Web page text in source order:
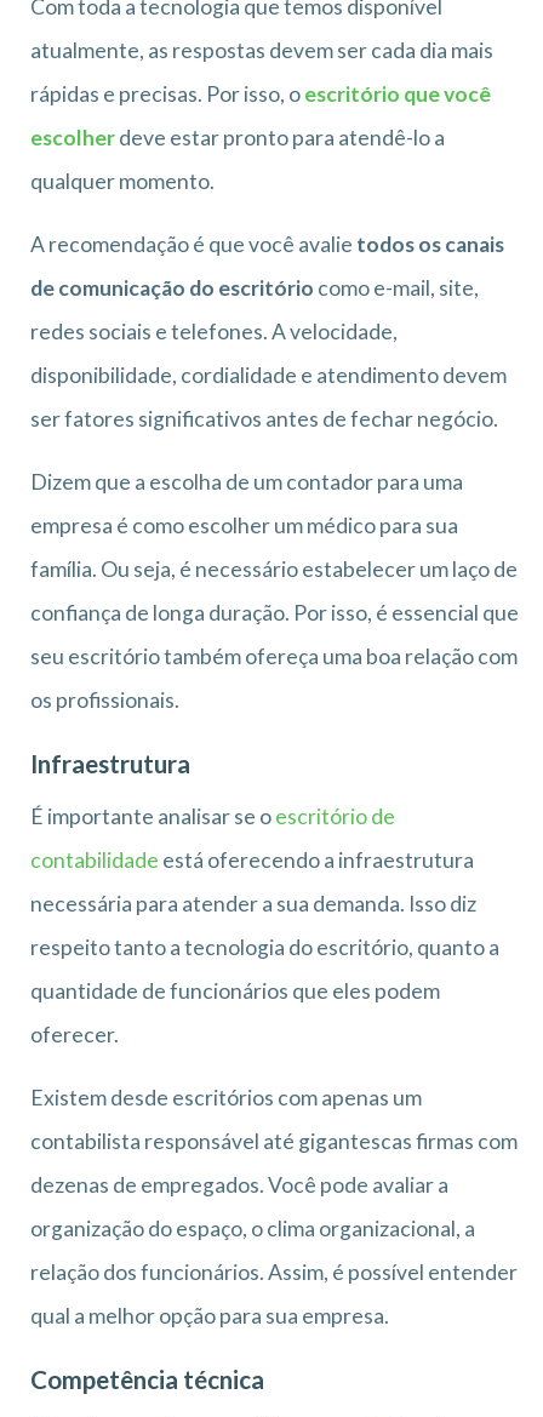
Com toda a tecnologia que temos disponível
atualmente, as respostas devem ser cada dia mais
rápidas e precisas. Por isso, oescritório que você
escolherdeve estar pronto para atendê-lo a
qualquer momento.
A recomendação é que você avalie todos os canais
de comunicação do escritório como e-mail, site,
redes sociais e telefones. A velocidade,
disponibilidade, cordialidade e atendimento devem
ser fatores significativos antes de fechar negócio.
Dizem que a escolha de um contador para uma
empresa é como escolher um médico para sua
família. Ou seja, é necessário estabelecer um laço de
confiança de longa duração. Por isso, é essencial que
seu escritório também ofereça uma boa relação com
os profissionais.
Infraestrutura
É importante analisar se oescritório de
contabilidade está oferecendo a infraestrutura
necessária para atender a sua demanda. Isso diz
respeito tanto a tecnologia do escritório, quanto a
quantidade de funcionários que eles podem
oferecer.
Existem desde escritórios com apenas um
contabilista responsável até gigantescas firmas com
dezenas de empregados. Você pode avaliar a
organização do espaço, o clima organizacional, a
relação dos funcionários. Assim, é possível entender
qual a melhor opção para sua empresa.
Competência técnica